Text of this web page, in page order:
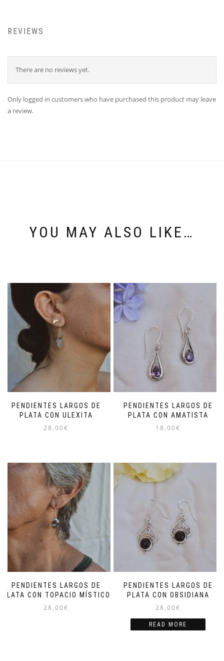
REVIEWS
There are no reviews yet.
Only logged in customers who have purchased this product may leave
a review.
YOU MAY ALSO LIKE…
PENDIENTES LARGOS DE
PLATA CON ULEXITA
28,00€
PENDIENTES LARGOS DE
PLATA CON AMATISTA
18,00€
PENDIENTES LARGOS DE
PLATA CON TOPACIO MÍSTICO
28,00€
PENDIENTES LARGOS DE
PLATA CON OBSIDIANA
28,00€
READ MORE